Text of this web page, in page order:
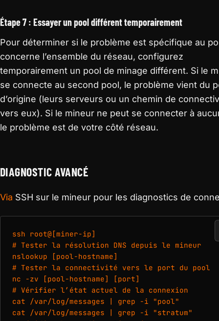
Étape 7 : Essayer un pool différent temporairement
Pour déterminer si le problème est spécifique au
concerne l’ensemble du réseau, configurez
temporairement un pool de minage différent. Si le
se connecte au second pool, le problème vient du
d’origine (leurs serveurs ou un chemin de
vers eux). Si le mineur ne peut se connecter à
le problème est de votre côté réseau.
DIAGNOSTIC AVANCÉ
Via SSH sur le mineur pour les diagnostics de
ssh root@[miner-ip]
# Tester la résolution DNS depuis le mineur
nslookup [pool-hostname]
# Tester la connectivité vers le port du pool
nc -zv [pool-hostname] [port]
# Vérifier l’état actuel de la connexion
cat /var/log/messages | grep -i "pool"
cat /var/log/messages | grep -i "stratum"